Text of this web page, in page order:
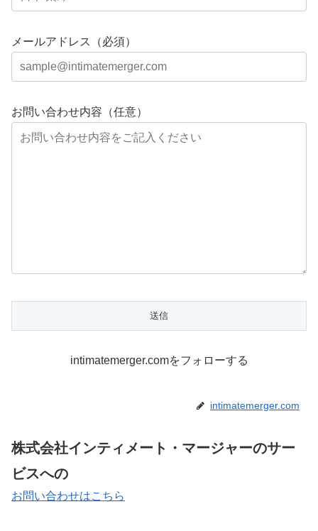
メールアドレス（必須）
お問い合わせ内容（任意）
intimatemerger.comをフォローする
intimatemerger.com
株式会社インティメート・マージャーのサー
ビスへの
お問い合わせはこちら